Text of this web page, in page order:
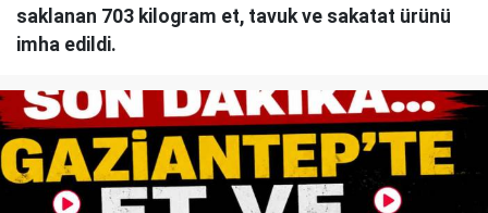
saklanan 703 kilogram et, tavuk ve sakatat ürünü
imha edildi.